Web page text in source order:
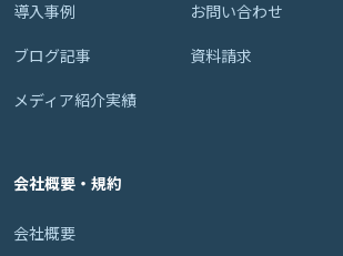
導入事例
ブログ記事
メディア紹介実績
お問い合わせ
資料請求
会社概要・規約
会社概要